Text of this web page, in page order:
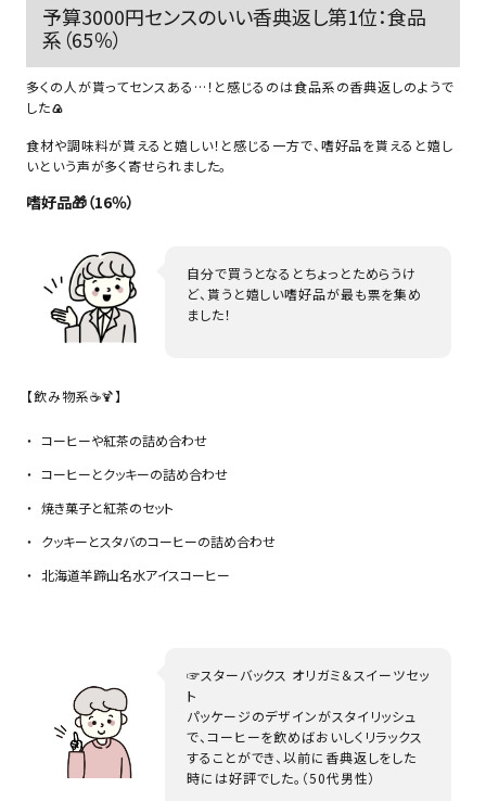
予算3000円センスのいい香典返し第1位：食品
系（65％）
多くの人が貰ってセンスある…！と感じるのは食品系の香典返しのようで
した🍙
食材や調味料が貰えると嬉しい！と感じる一方で、嗜好品を貰えると嬉し
いという声が多く寄せられました。
嗜好品🎁（16％）
自分で買うとなるとちょっとためらうけ
ど、貰うと嬉しい嗜好品が最も票を集め
ました！
【飲み物系☕🍹】
コーヒーや紅茶の詰め合わせ
コーヒーとクッキーの詰め合わせ
焼き菓子と紅茶のセット
クッキーとスタバのコーヒーの詰め合わせ
北海道羊蹄山名水アイスコーヒー
☞スターバックス オリガミ＆スイーツセッ
ト
パッケージのデザインがスタイリッシュ
で、コーヒーを飲めばおいしくリラックス
することができ、以前に香典返しをした
時には好評でした。（50代男性）